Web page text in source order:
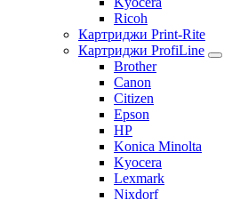
Ricoh
Картриджи Print-Rite
Картриджи ProfiLine
Brother
Canon
Citizen
Epson
HP
Konica Minolta
Kyocera
Lexmark
Nixdorf